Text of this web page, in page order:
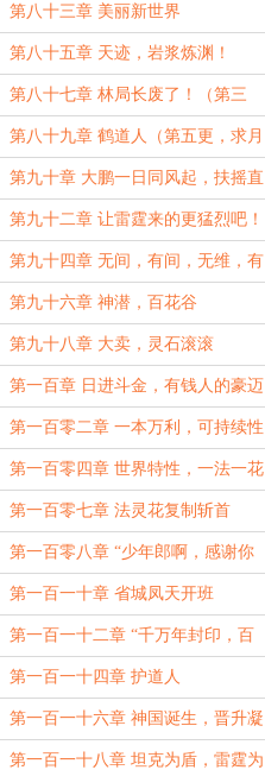
泉水，灭绝
第八十三章 美丽新世界
第八十五章 天迹，岩浆炼渊！
第八十七章 林局长废了！（第三
更，求月票）
第八十九章 鹤道人（第五更，求月
票）
第九十章 大鹏一日同风起，扶摇直
上九万里
第九十二章 让雷霆来的更猛烈吧！
第九十四章 无间，有间，无维，有
维，唯我，通行
第九十六章 神潜，百花谷
第九十八章 大卖，灵石滚滚
第一百章 日进斗金，有钱人的豪迈
第一百零二章 一本万利，可持续性
发展
第一百零四章 世界特性，一法一花
第一百零七章 法灵花复制斩首
第一百零八章 “少年郎啊，感谢你
给我带来的快乐！”
第一百一十章 省城凤天开班
第一百一十二章 “千万年封印，百
万年枷锁，终于解脱时，才见我是
我！”
第一百一十四章 护道人
第一百一十六章 神国诞生，晋升凝
元
第一百一十八章 坦克为盾，雷霆为